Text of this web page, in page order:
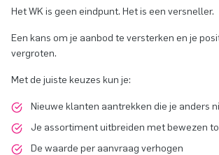
Het WK is geen eindpunt. Het is een versneller.
Een kans om je aanbod te versterken en je
vergroten.
Met de juiste keuzes kun je:
Nieuwe klanten aantrekken die je anders
Je assortiment uitbreiden met bewezen
De waarde per aanvraag verhogen